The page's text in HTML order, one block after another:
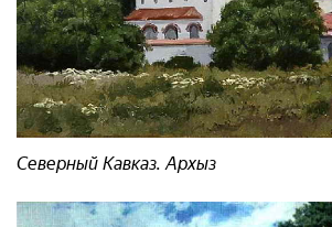
Северный Кавказ. Архыз